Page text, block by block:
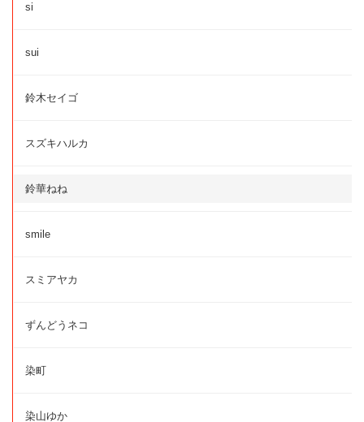
si
sui
鈴木セイゴ
スズキハルカ
鈴華ねね
smile
スミアヤカ
ずんどうネコ
染町
染山ゆか